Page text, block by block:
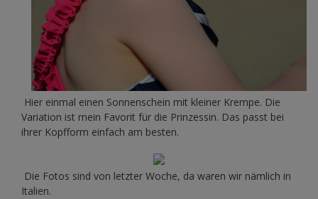
Hier einmal einen Sonnenschein mit kleiner Krempe. Die
Variation ist mein Favorit für die Prinzessin. Das passt bei
ihrer Kopfform einfach am besten.
Die Fotos sind von letzter Woche, da waren wir nämlich in
Italien.